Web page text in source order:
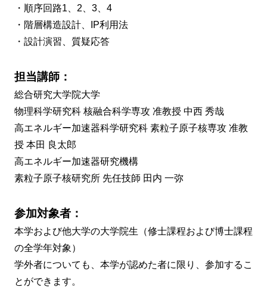
・順序回路1、2、3、4
・階層構造設計、IP利用法
・設計演習、質疑応答
担当講師：
総合研究大学院大学
物理科学研究科 核融合科学専攻 准教授 中西 秀哉
高エネルギー加速器科学研究科 素粒子原子核専攻 准教
授 本田 良太郎
高エネルギー加速器研究機構
素粒子原子核研究所 先任技師 田内 一弥
参加対象者：
本学および他大学の大学院生（修士課程および博士課程
の全学年対象）
学外者についても、本学が認めた者に限り、参加するこ
とができます。